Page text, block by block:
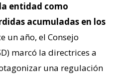
entidad como
acumuladas en los
un año, el Consejo
marcó la directrices a
una regulación